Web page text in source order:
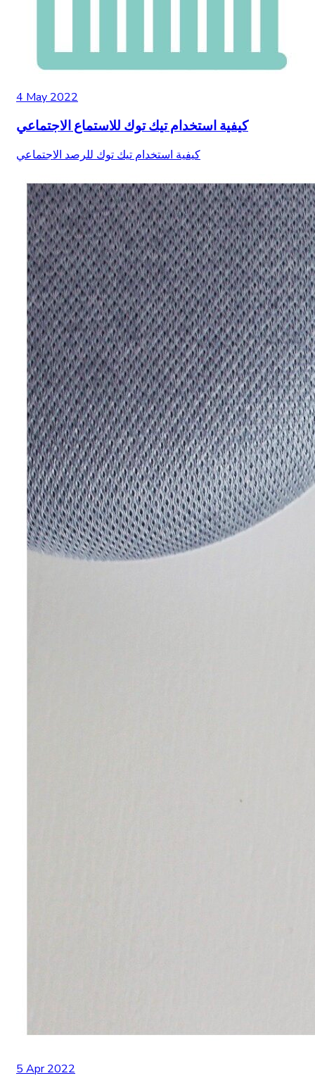
4 May 2022
كيفية استخدام تيك توك للاستماع الاجتماعي
كيفية استخدام تيك توك للرصد الاجتماعي
5 Apr 2022